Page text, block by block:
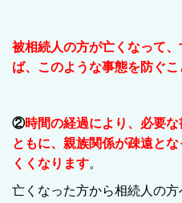
被相続人の方が亡くなって
ば、このような事態を防ぐ
②時間の経過により、必要
ともに、親族関係が疎遠と
くくなります。
亡くなった方から相続人の